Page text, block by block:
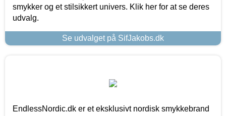
smykker og et stilsikkert univers. Klik her for at se deres
udvalg.
Se udvalget på SifJakobs.dk
EndlessNordic.dk er et eksklusivt nordisk smykkebrand